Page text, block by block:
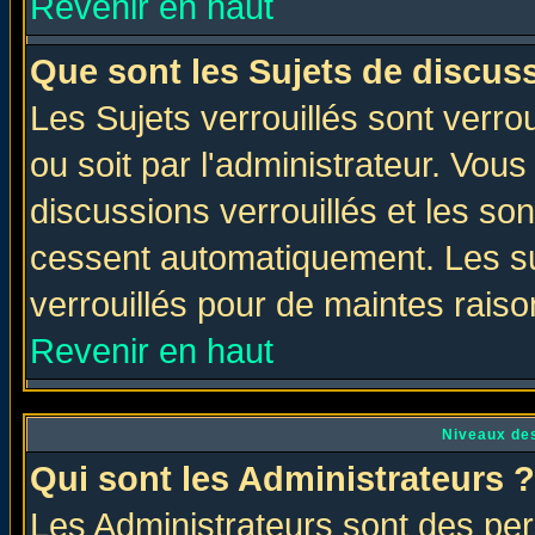
Que sont les Sujets de
Les Sujets verrouillés sont
ou soit par l'administrateur.
discussions verrouillés et les
cessent automatiquement. Les
verrouillés pour de maintes
Revenir en haut
Niveaux
Qui sont les Administrateurs ?
Les Administrateurs sont des